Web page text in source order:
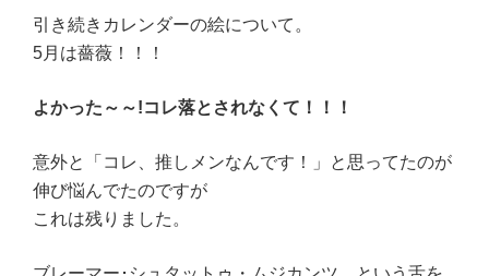
引き続きカレンダーの絵について。
5月は薔薇！！！
よかった～～!コレ落とされなくて！！！
意外と「コレ、推しメンなんです！」と思ってたのが
伸び悩んでたのですが
これは残りました。